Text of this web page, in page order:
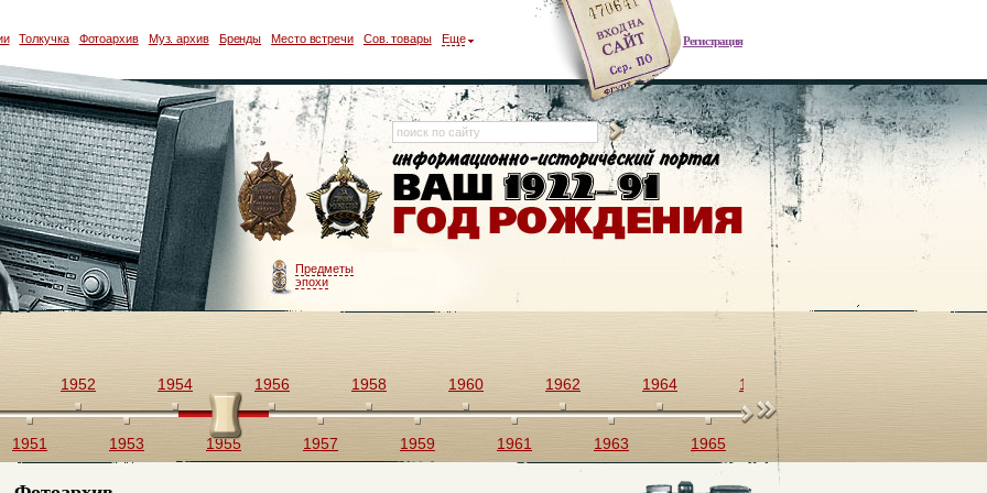
Регистрация
Толкучка Фотоархив Муз. архив Бренды Место встречи Сов. товары Еще
Предметы
эпохи
1951
1952
1953
1954
1955
1956
1957
1958
1959
1960
1961
1962
1963
1964
1965
1966